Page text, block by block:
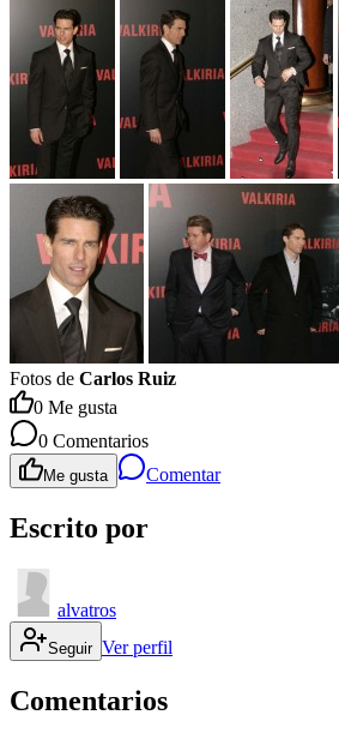
Fotos de Carlos Ruiz
0 Me gusta
0 Comentarios
Me gusta Comentar
Escrito por
alvatros
Seguir Ver perfil
Comentarios